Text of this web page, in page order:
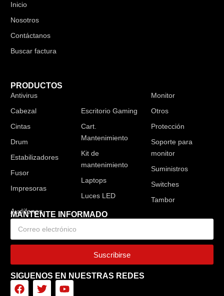
Inicio
Nosotros
Contáctanos
Buscar factura
PRODUCTOS
Antivirus
Cabezal
Cintas
Drum
Estabilizadores
Fusor
Impresoras
Escritorio Gaming
Cart.
Mantenimiento
Kit de
mantenimiento
Laptops
Luces LED
Monitor
Otros
Protección
Soporte para
monitor
Suministros
Switches
Tambor
MANTENTE INFORMADO
Suscribirse
SIGUENOS EN NUESTRAS REDES